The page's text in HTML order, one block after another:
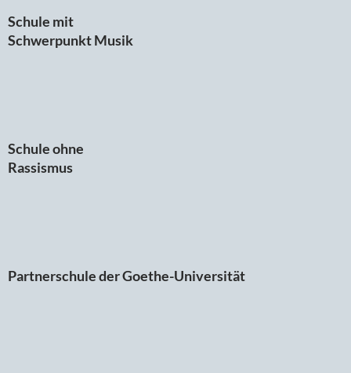
Schule mit
Schwerpunkt Musik
Schule ohne
Rassismus
Partnerschule der Goethe-Universität